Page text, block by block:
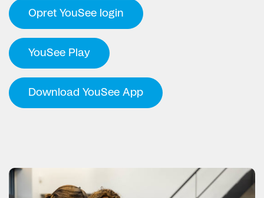
Opret YouSee login
YouSee Play
Download YouSee App